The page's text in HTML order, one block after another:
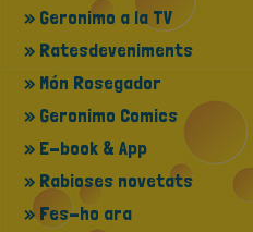
» Geronimo a la TV
» Ratesdeveniments
» Món Rosegador
» Geronimo Comics
» E-book & App
» Rabioses novetats
» Fes-ho ara